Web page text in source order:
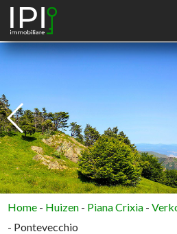
Home - Huizen - Piana Crixia -
- Pontevecchio